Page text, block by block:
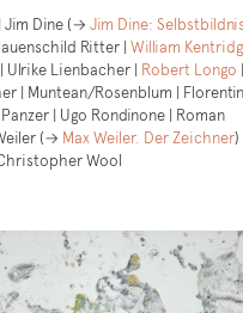
Jim Dine (→ Jim Dine:
Ritter | William
Ulrike Lienbacher | Robert Longo |
| Muntean/Rosenblum |
| Ugo Rondinone | Roman
(→ Max Weiler. Der Zeichner)
Wool